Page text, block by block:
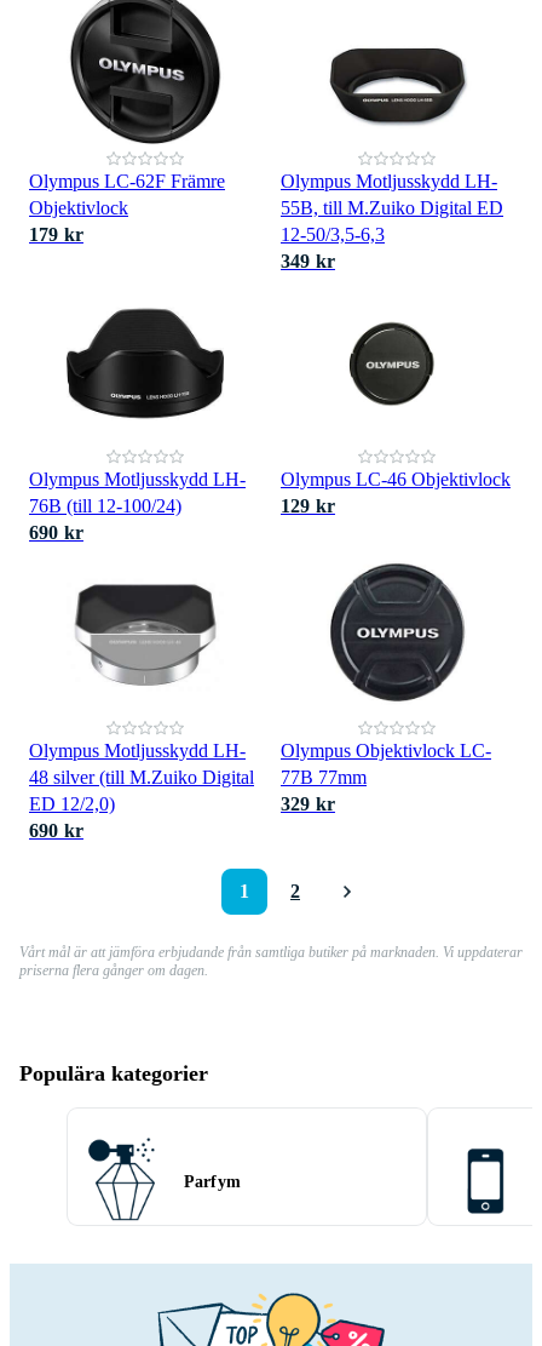
Olympus LC-62F Främre
Objektivlock
179 kr
Olympus Motljusskydd LH-
55B, till M.Zuiko Digital ED
12-50/3,5-6,3
349 kr
Olympus Motljusskydd LH-
76B (till 12-100/24)
690 kr
Olympus LC-46 Objektivlock
129 kr
Olympus Motljusskydd LH-
48 silver (till M.Zuiko Digital
ED 12/2,0)
690 kr
Olympus Objektivlock LC-
77B 77mm
329 kr
1 2
Vårt mål är att jämföra erbjudande från samtliga butiker på marknaden. Vi uppdaterar
priserna flera gånger om dagen.
Populära kategorier
Parfym